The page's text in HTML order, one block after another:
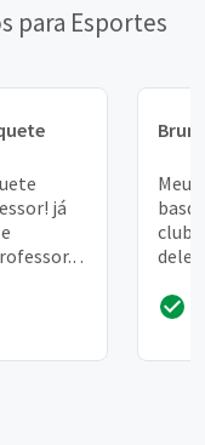
para Esportes
já
Meu
club
dele